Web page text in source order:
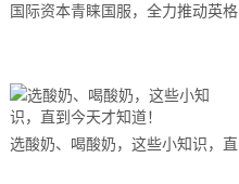
国际资本青睐国服，全力推动英格
选酸奶、喝酸奶，这些小知识，直